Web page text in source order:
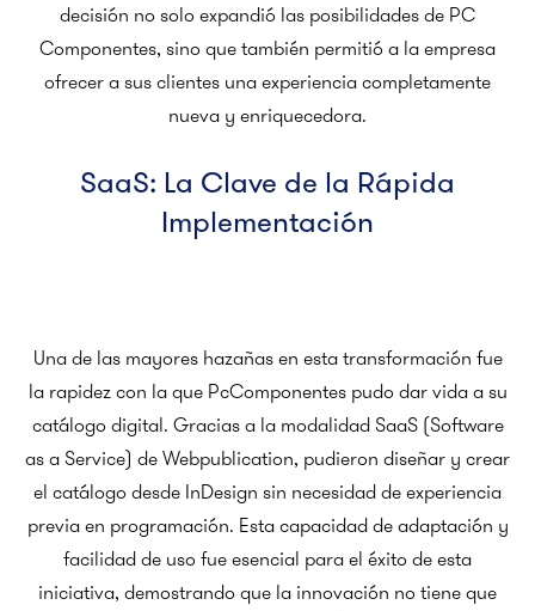
decisión no solo expandió las posibilidades de PC
Componentes, sino que también permitió a la empresa
ofrecer a sus clientes una experiencia completamente
nueva y enriquecedora.
SaaS: La Clave de la Rápida
Implementación
Una de las mayores hazañas en esta transformación fue
la rapidez con la que PcComponentes pudo dar vida a su
catálogo digital. Gracias a la modalidad SaaS (Software
as a Service) de Webpublication, pudieron diseñar y crear
el catálogo desde InDesign sin necesidad de experiencia
previa en programación. Esta capacidad de adaptación y
facilidad de uso fue esencial para el éxito de esta
iniciativa, demostrando que la innovación no tiene que